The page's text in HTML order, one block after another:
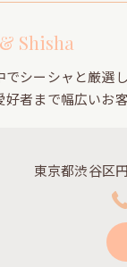
Shisha
シーシャと厳選
者まで幅広いお
東京都渋谷区